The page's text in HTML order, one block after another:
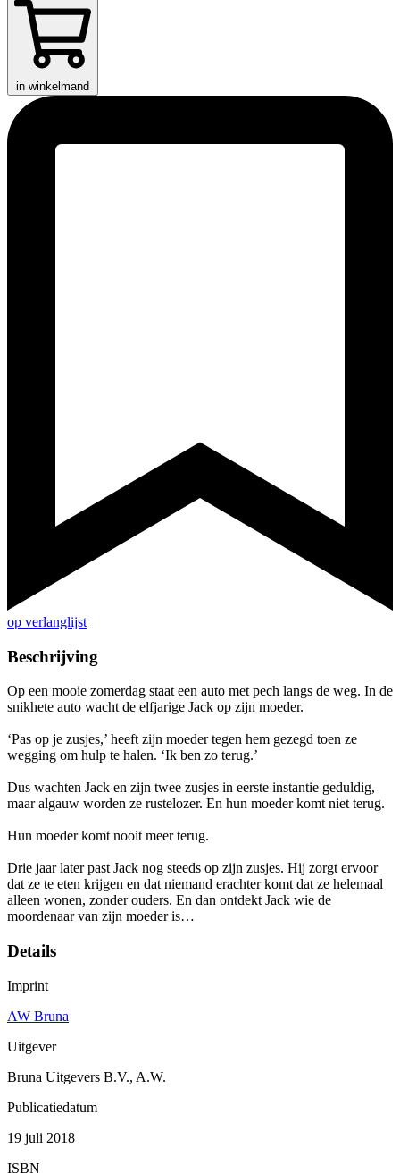
in winkelmand
op verlanglijst
Beschrijving
Op een mooie zomerdag staat een auto met pech langs de weg. In de
snikhete auto wacht de elfjarige Jack op zijn moeder.
‘Pas op je zusjes,’ heeft zijn moeder tegen hem gezegd toen ze
wegging om hulp te halen. ‘Ik ben zo terug.’
Dus wachten Jack en zijn twee zusjes in eerste instantie geduldig,
maar algauw worden ze rustelozer. En hun moeder komt niet terug.
Hun moeder komt nooit meer terug.
Drie jaar later past Jack nog steeds op zijn zusjes. Hij zorgt ervoor
dat ze te eten krijgen en dat niemand erachter komt dat ze helemaal
alleen wonen, zonder ouders. En dan ontdekt Jack wie de
moordenaar van zijn moeder is…
Details
Imprint
AW Bruna
Uitgever
Bruna Uitgevers B.V., A.W.
Publicatiedatum
19 juli 2018
ISBN